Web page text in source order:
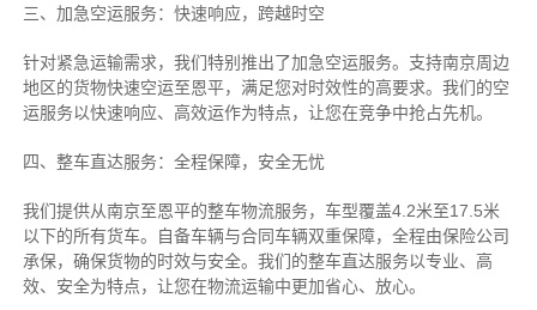
三、加急空运服务：快速响应，跨越时空
针对紧急运输需求，我们特别推出了加急空运服务。支持南京周边
地区的货物快速空运至恩平，满足您对时效性的高要求。我们的空
运服务以快速响应、高效运作为特点，让您在竞争中抢占先机。
四、整车直达服务：全程保障，安全无忧
我们提供从南京至恩平的整车物流服务，车型覆盖4.2米至17.5米
以下的所有货车。自备车辆与合同车辆双重保障，全程由保险公司
承保，确保货物的时效与安全。我们的整车直达服务以专业、高
效、安全为特点，让您在物流运输中更加省心、放心。